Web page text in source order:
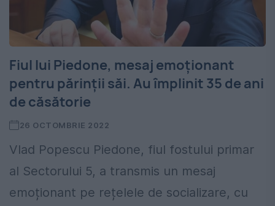
Fiul lui Piedone, mesaj emoționant
pentru părinții săi. Au împlinit 35 de ani
de căsătorie
26 OCTOMBRIE 2022
Vlad Popescu Piedone, fiul fostului primar
al Sectorului 5, a transmis un mesaj
emoționant pe rețelele de socializare, cu